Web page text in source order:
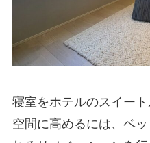
寝室をホテルのスイー
空間に高めるには、ベ